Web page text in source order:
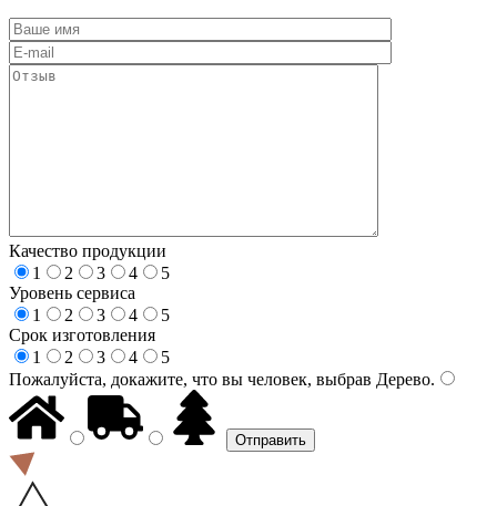
Качество продукции
1
2 3 4
5
Уровень сервиса
1
2 3 4
5
Срок изготовления
1
2 3 4
5
Пожалуйста, докажите, что вы человек, выбрав Дерево.